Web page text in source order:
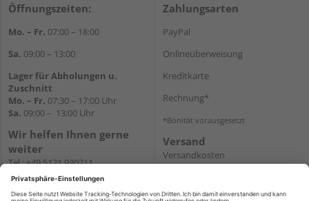
Öffnungszeiten:
Mo. – Fr. 07:00 – 18:00
Sa. 09:00 – 13:00
Lager für Abholungen u.
Zuschnitt
Mo. – Fr. 07:30 – 17:00 Uhr
Sa. 09:00 – 13:00 Uhr
Wir helfen Ihnen gerne
weiter
Tel.:+49 5121 930211
E-Mail:holzlandshop@holzland-
Zahlungsarten
PayPal
Onlineüberweisung
Kreditkarte
Rechnung*
*Bonität vorausgesetzt
Versand
Versandkosten